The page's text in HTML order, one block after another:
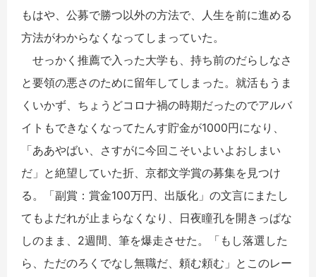
もはや、公募で勝つ以外の方法で、人生を前に進める
方法がわからなくなってしまっていた。
せっかく推薦で入った大学も、持ち前のだらしなさ
と要領の悪さのために留年してしまった。就活もうま
くいかず、ちょうどコロナ禍の時期だったのでアルバ
イトもできなくなってたんす貯金が1000円になり、
「ああやばい、さすがに今回こそいよいよおしまい
だ」と絶望していた折、京都文学賞の募集を見つけ
る。「副賞：賞金100万円、出版化」の文言にまたし
てもよだれが止まらなくなり、日夜瞳孔を開きっぱな
しのまま、2週間、筆を爆走させた。「もし落選した
ら、ただのろくでなし無職だ、頼む頼む」とこのレー